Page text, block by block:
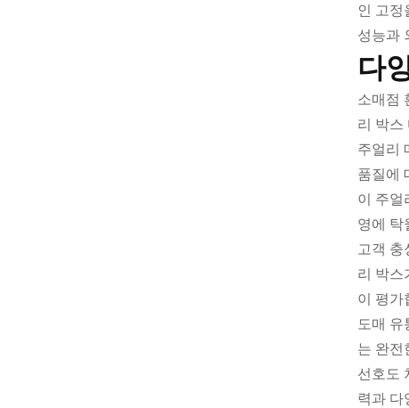
인 고정
성능과
다
소매점
리 박스
주얼리
품질에
이 주얼
영에 탁
고객 충
리 박스
이 평가
도매
는 완전
선호도
력과 다